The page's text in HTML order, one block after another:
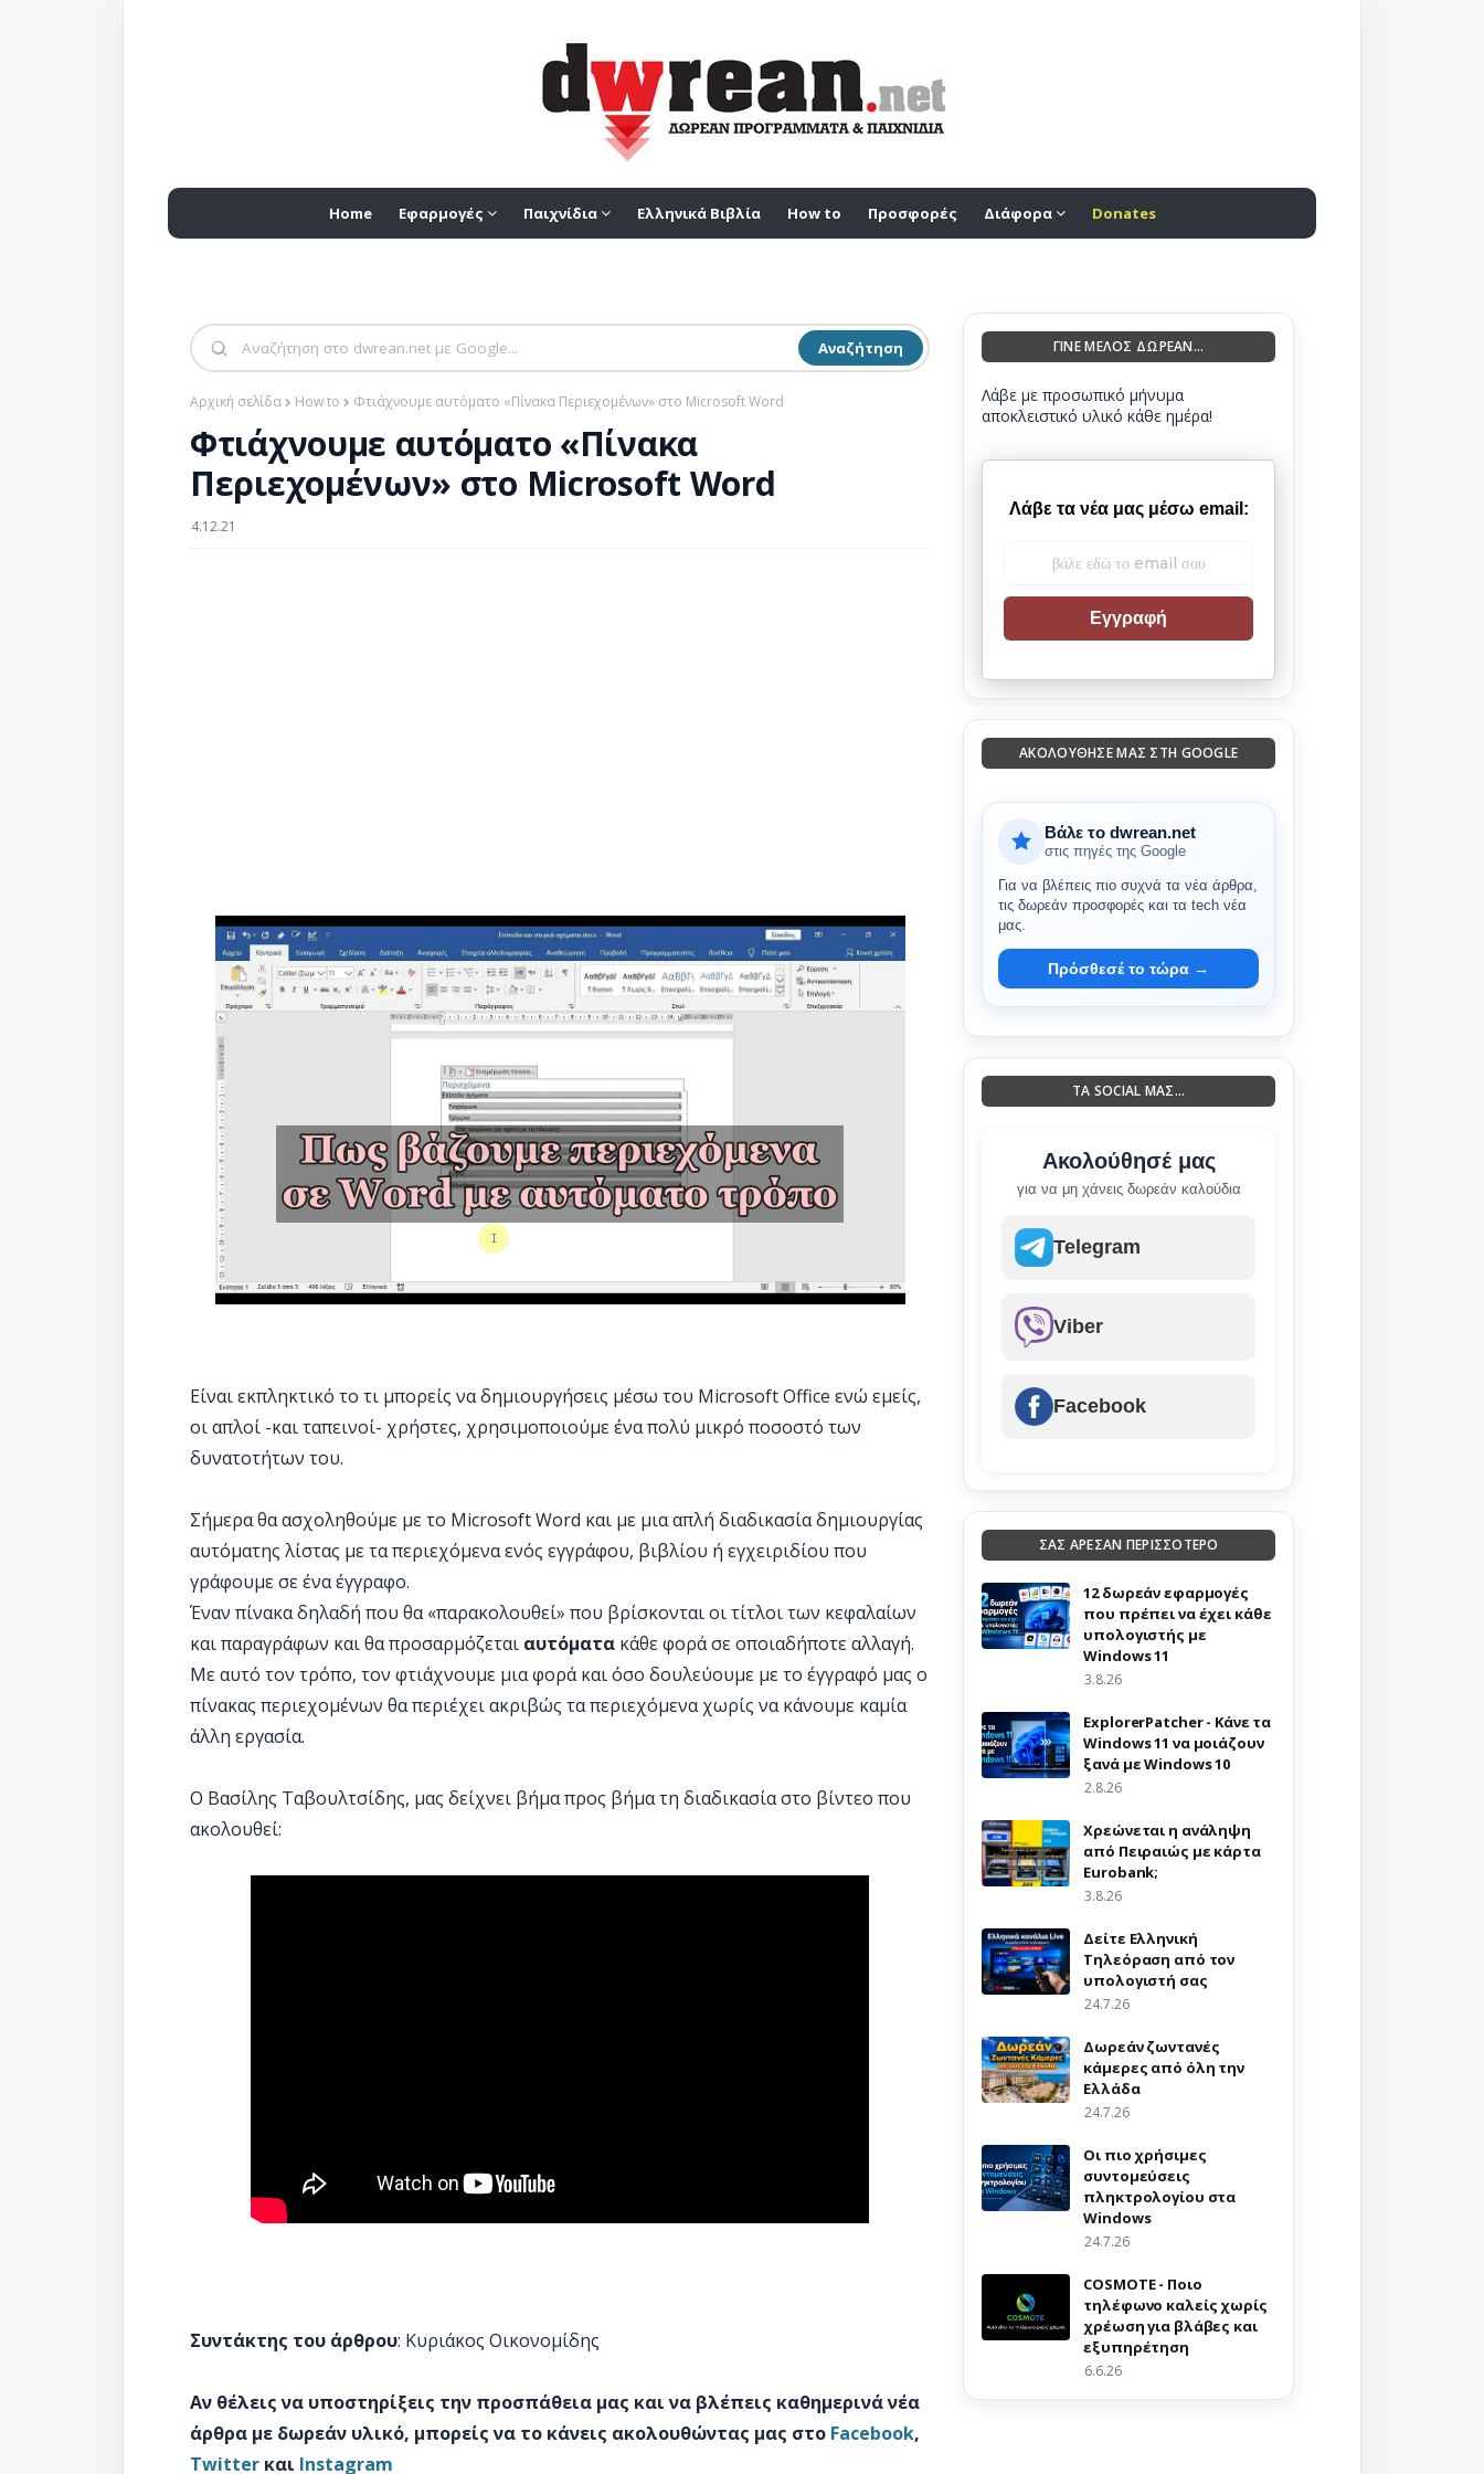
Home Εφαρμογές Παιχνίδια Ελληνικά Βιβλία How to Προσφορές Διάφορα Donates
Αναζήτηση
Αρχική σελίδα How to Φτιάχνουμε αυτόματο «Πίνακα Περιεχομένων» στο Microsoft Word
Φτιάχνουμε αυτόματο «Πίνακα
Περιεχομένων» στο Microsoft Word
4.12.21
Είναι εκπληκτικό το τι μπορείς να δημιουργήσεις μέσω του Microsoft Office ενώ εμείς,
οι απλοί -και ταπεινοί- χρήστες, χρησιμοποιούμε ένα πολύ μικρό ποσοστό των
δυνατοτήτων του.
Σήμερα θα ασχοληθούμε με το Microsoft Word και με μια απλή διαδικασία δημιουργίας
αυτόματης λίστας με τα περιεχόμενα ενός εγγράφου, βιβλίου ή εγχειριδίου που
γράφουμε σε ένα έγγραφο.
Έναν πίνακα δηλαδή που θα «παρακολουθεί» που βρίσκονται οι τίτλοι των κεφαλαίων
και παραγράφων και θα προσαρμόζεται αυτόματα κάθε φορά σε οποιαδήποτε αλλαγή.
Με αυτό τον τρόπο, τον φτιάχνουμε μια φορά και όσο δουλεύουμε με το έγγραφό μας ο
πίνακας περιεχομένων θα περιέχει ακριβώς τα περιεχόμενα χωρίς να κάνουμε καμία
άλλη εργασία.
Ο Βασίλης Ταβουλτσίδης, μας δείχνει βήμα προς βήμα τη διαδικασία στο βίντεο που
ακολουθεί:
Συντάκτης του άρθρου: Κυριάκος Οικονομίδης
Αν θέλεις να υποστηρίξεις την προσπάθεια μας και να βλέπεις καθημερινά νέα
άρθρα με δωρεάν υλικό, μπορείς να το κάνεις ακολουθώντας μας στο Facebook,
Twitter και Instagram
ΓΙΝΕ ΜΕΛΟΣ ΔΩΡΕΑΝ...
Λάβε με προσωπικό μήνυμα
αποκλειστικό υλικό κάθε ημέρα!
Λάβε τα νέα μας μέσω email:
Εγγραφή
ΑΚΟΛΟΎΘΗΣΈ ΜΑΣ ΣΤΗ GOOGLE
Βάλε το dwrean.net
στις πηγές της Google
Για να βλέπεις πιο συχνά τα νέα άρθρα,
τις δωρεάν προσφορές και τα tech νέα
μας.
Πρόσθεσέ το τώρα →
ΤΑ SOCIAL ΜΑΣ...
Ακολούθησέ μας
για να μη χάνεις δωρεάν καλούδια
Telegram
Viber
Facebook
ΣΑΣ ΑΡΕΣΑΝ ΠΕΡΙΣΣΟΤΕΡΟ
12 δωρεάν εφαρμογές
που πρέπει να έχει κάθε
υπολογιστής με
Windows 11
3.8.26
ExplorerPatcher - Κάνε τα
Windows 11 να μοιάζουν
ξανά με Windows 10
2.8.26
Χρεώνεται η ανάληψη
από Πειραιώς με κάρτα
Eurobank;
3.8.26
Δείτε Ελληνική
Τηλεόραση από τον
υπολογιστή σας
24.7.26
Δωρεάν ζωντανές
κάμερες από όλη την
Ελλάδα
24.7.26
Οι πιο χρήσιμες
συντομεύσεις
πληκτρολογίου στα
Windows
24.7.26
COSMOTE - Ποιο
τηλέφωνο καλείς χωρίς
χρέωση για βλάβες και
εξυπηρέτηση
6.6.26